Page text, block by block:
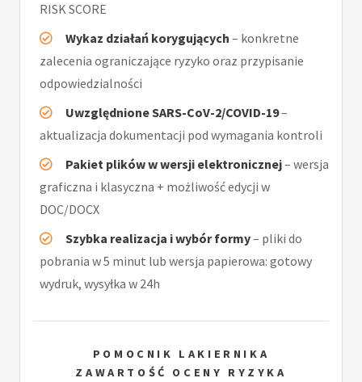
RISK SCORE
Wykaz działań korygujących – konkretne
zalecenia ograniczające ryzyko oraz przypisanie
odpowiedzialności
Uwzględnione SARS-CoV-2/COVID-19–
aktualizacja dokumentacji pod wymagania kontroli
Pakiet plików w wersji elektronicznej– wersja
graficzna i klasyczna + możliwość edycji w
DOC/DOCX
Szybka realizacja i wybór formy– pliki do
pobrania w 5 minut lub wersja papierowa: gotowy
wydruk, wysyłka w 24h
POMOCNIK LAKIERNIKA
ZAWARTOŚĆ OCENY RYZYKA